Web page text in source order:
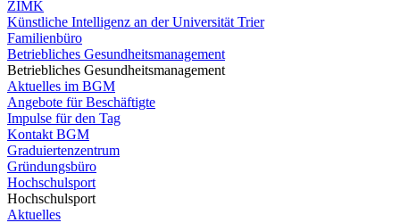
ZIMK
Künstliche Intelligenz an der Universität Trier
Familienbüro
Betriebliches Gesundheitsmanagement
Betriebliches Gesundheitsmanagement
Aktuelles im BGM
Angebote für Beschäftigte
Impulse für den Tag
Kontakt BGM
Graduiertenzentrum
Gründungsbüro
Hochschulsport
Hochschulsport
Aktuelles